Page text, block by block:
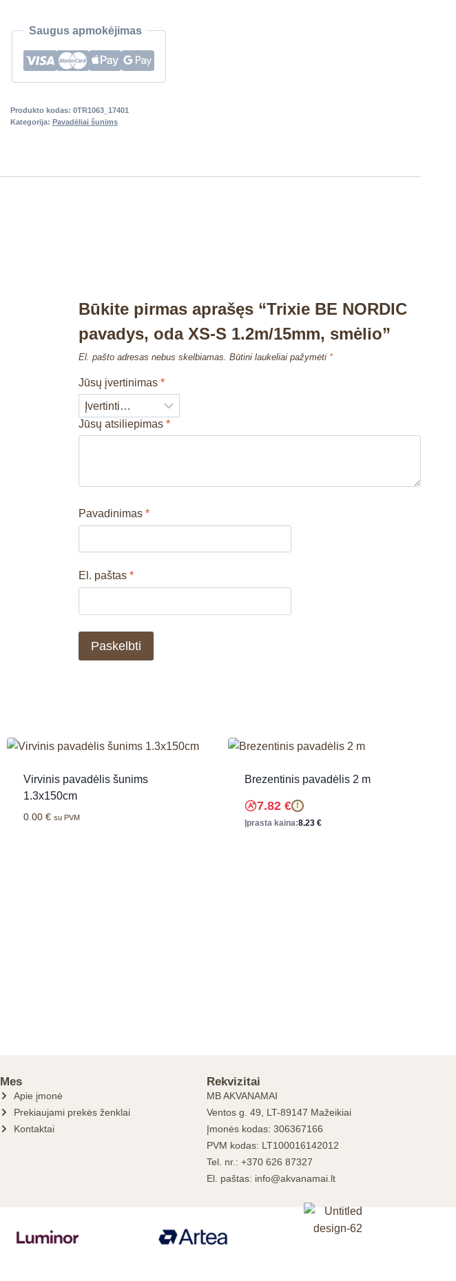
Saugus apmokėjimas
Produkto kodas: 0TR1063_17401
Kategorija: Pavadėliai šunims
Būkite pirmas aprašęs “Trixie BE NORDIC
pavadys, oda XS-S 1.2m/15mm, smėlio”
El. pašto adresas nebus skelbiamas. Būtini laukeliai pažymėti *
Jūsų įvertinimas*
Jūsų atsiliepimas*
Pavadinimas*
El. paštas*
Virvinis pavadėlis šunims
1.3x150cm
0.00 € su PVM
Brezentinis pavadėlis 2 m
7.82 € !
Įprasta kaina:8.23 €
Mes
Apie įmonė
Prekiaujami prekės ženklai
Kontaktai
Rekvizitai
MB AKVANAMAI
Ventos g. 49, LT-89147 Mažeikiai
Įmonės kodas: 306367166
PVM kodas: LT100016142012
Tel. nr.: +370 626 87327
El. paštas: info@akvanamai.lt